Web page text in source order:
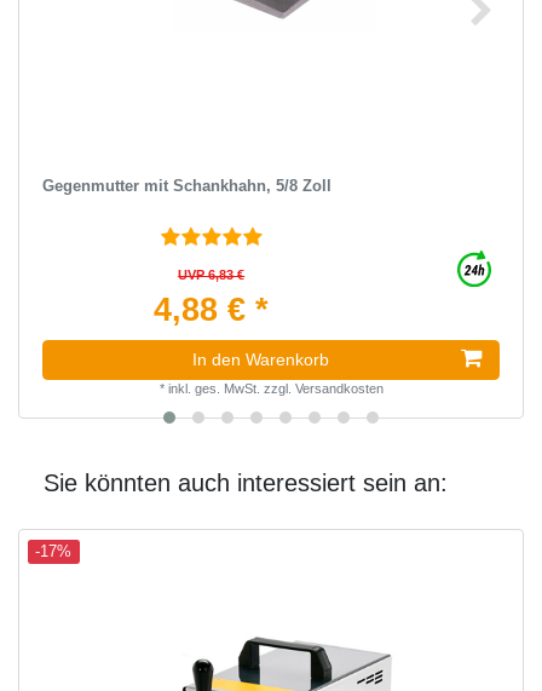
Gegenmutter mit Schankhahn, 5/8 Zoll
UVP 6,83 €
4,88 € *
In den Warenkorb
* inkl. ges. MwSt. zzgl. Versandkosten
Sie könnten auch interessiert sein an:
-17%